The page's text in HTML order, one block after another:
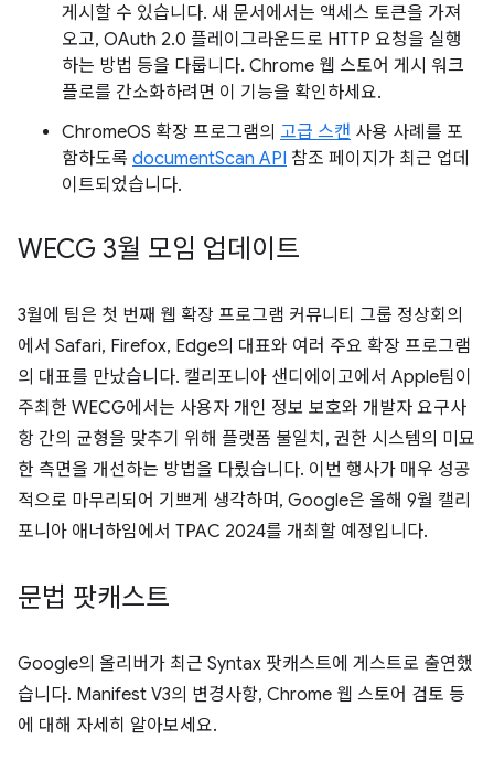
게시할 수 있습니다. 새 문서에서는 액세스 토큰을 가져
오고, OAuth 2.0 플레이그라운드로 HTTP 요청을 실행
하는 방법 등을 다룹니다. Chrome 웹 스토어 게시 워크
플로를 간소화하려면 이 기능을 확인하세요.
ChromeOS 확장 프로그램의 고급 스캔 사용 사례를 포
함하도록 documentScan API 참조 페이지가 최근 업데
이트되었습니다.
WECG 3월 모임 업데이트
3월에 팀은 첫 번째 웹 확장 프로그램 커뮤니티 그룹 정상회의
에서 Safari, Firefox, Edge의 대표와 여러 주요 확장 프로그램
의 대표를 만났습니다. 캘리포니아 샌디에이고에서 Apple팀이
주최한 WECG에서는 사용자 개인 정보 보호와 개발자 요구사
항 간의 균형을 맞추기 위해 플랫폼 불일치, 권한 시스템의 미묘
한 측면을 개선하는 방법을 다뤘습니다. 이번 행사가 매우 성공
적으로 마무리되어 기쁘게 생각하며, Google은 올해 9월 캘리
포니아 애너하임에서 TPAC 2024를 개최할 예정입니다.
문법 팟캐스트
Google의 올리버가 최근 Syntax 팟캐스트에 게스트로 출연했
습니다. Manifest V3의 변경사항, Chrome 웹 스토어 검토 등
에 대해 자세히 알아보세요.